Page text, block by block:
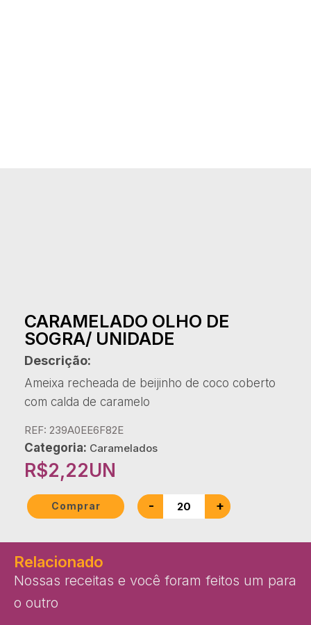
CARAMELADO OLHO DE
SOGRA/ UNIDADE
Descrição:
Ameixa recheada de beijinho de coco coberto
com calda de caramelo
REF: 239A0EE6F82E
Categoria: Caramelados
R$2,22UN
- +
Comprar
Relacionado
Nossas receitas e você foram feitos um para
o outro